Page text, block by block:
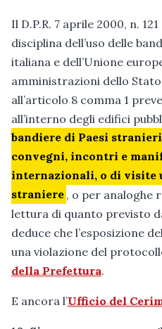
Il D.P.R. 7 aprile 2000, n.
disciplina dell’uso delle
italiana e dell’Unione
amministrazioni dello
all’articolo 8 comma 1
all’interno degli edifici
bandiere di Paesi stranieri
convegni, incontri e
internazionali, o di visite
straniere , o per analoghe
lettura di quanto previsto
deduce che l’esposizione
una violazione del
della Prefettura.
E ancora l’Ufficio del